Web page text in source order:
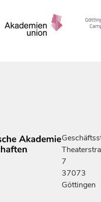
7
37073
Göttingen